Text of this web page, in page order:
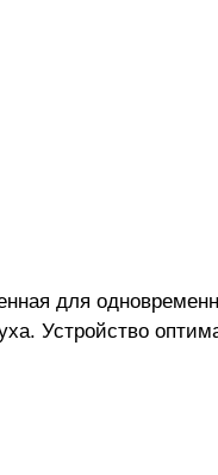
для
Устройство